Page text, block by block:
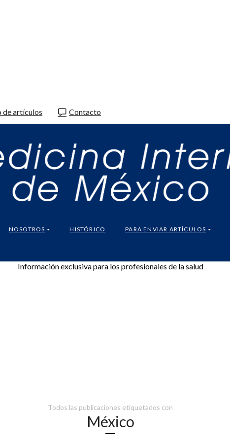
de artículos Contacto
NOSOTROS HISTÓRICO PARA ENVIAR ARTÍCULOS
Información exclusiva para los profesionales de la salud
Todos las publicaciones etiquetados con
México